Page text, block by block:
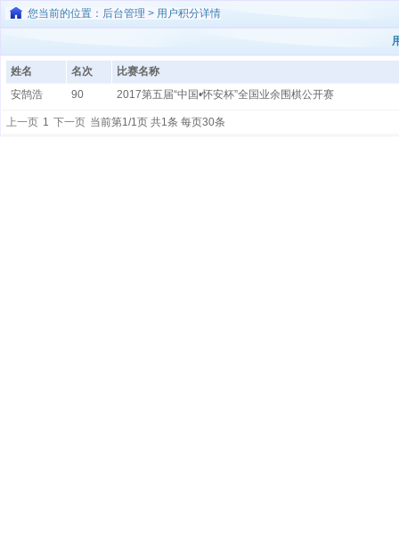
您当前的位置：后台管理 > 用户积分详情
姓名 名次
比赛名称
安鹄浩
90 2017第五届“中国•怀安杯”全国业余围棋公开赛
上一页 1 下一页 当前第1/1页 共1条 每页30条